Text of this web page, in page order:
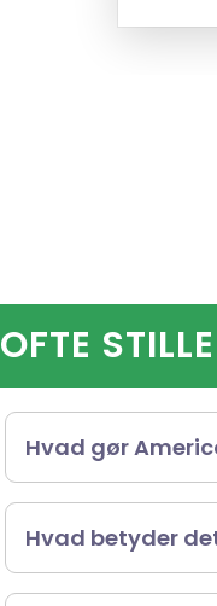
OFTE
Hvad gør
American
med og
Hvad betyder